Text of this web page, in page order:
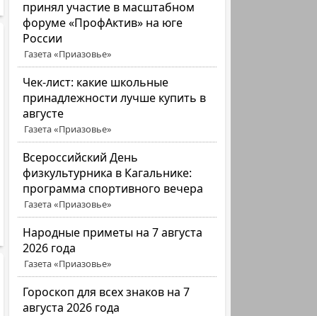
принял участие в масштабном
форуме «ПрофАктив» на юге
России
Газета «Приазовье»
Чек-лист: какие школьные
принадлежности лучше купить в
августе
Газета «Приазовье»
Всероссийский День
физкультурника в Кагальнике:
программа спортивного вечера
Газета «Приазовье»
Народные приметы на 7 августа
2026 года
Газета «Приазовье»
Гороскоп для всех знаков на 7
августа 2026 года